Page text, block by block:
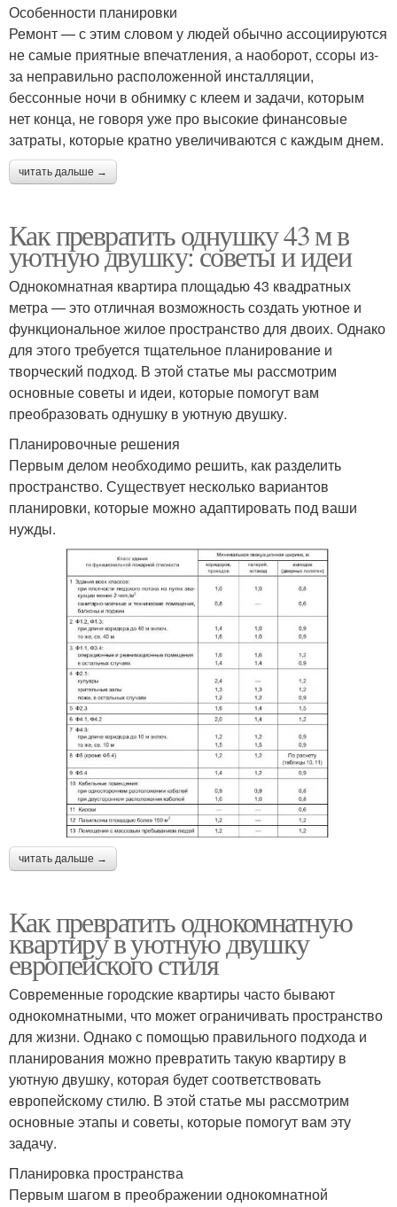
Особенности планировки
Ремонт — с этим словом у людей обычно ассоциируются
не самые приятные впечатления, а наоборот, ссоры из-
за неправильно расположенной инсталляции,
бессонные ночи в обнимку с клеем и задачи, которым
нет конца, не говоря уже про высокие финансовые
затраты, которые кратно увеличиваются с каждым днем.
читать дальше →
Как превратить однушку 43 м в
уютную двушку: советы и идеи
Однокомнатная квартира площадью 43 квадратных
метра — это отличная возможность создать уютное и
функциональное жилое пространство для двоих. Однако
для этого требуется тщательное планирование и
творческий подход. В этой статье мы рассмотрим
основные советы и идеи, которые помогут вам
преобразовать однушку в уютную двушку.
Планировочные решения
Первым делом необходимо решить, как разделить
пространство. Существует несколько вариантов
планировки, которые можно адаптировать под ваши
нужды.
читать дальше →
Как превратить однокомнатную
квартиру в уютную двушку
европейского стиля
Современные городские квартиры часто бывают
однокомнатными, что может ограничивать пространство
для жизни. Однако с помощью правильного подхода и
планирования можно превратить такую квартиру в
уютную двушку, которая будет соответствовать
европейскому стилю. В этой статье мы рассмотрим
основные этапы и советы, которые помогут вам эту
задачу.
Планировка пространства
Первым шагом в преображении однокомнатной